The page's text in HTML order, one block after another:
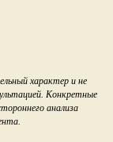
характер и не
Конкретные
анализа